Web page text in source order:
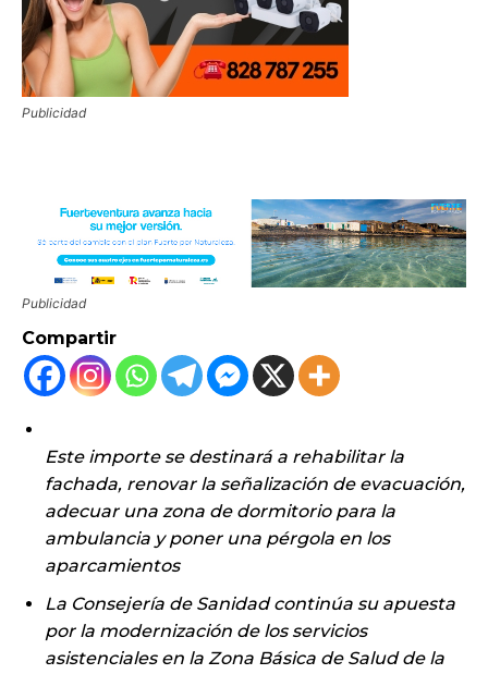
Publicidad
Publicidad
Compartir
Este importe se destinará a rehabilitar la
fachada, renovar la señalización de evacuación,
adecuar una zona de dormitorio para la
ambulancia y poner una pérgola en los
aparcamientos
La Consejería de Sanidad continúa su apuesta
por la modernización de los servicios
asistenciales en la Zona Básica de Salud de la